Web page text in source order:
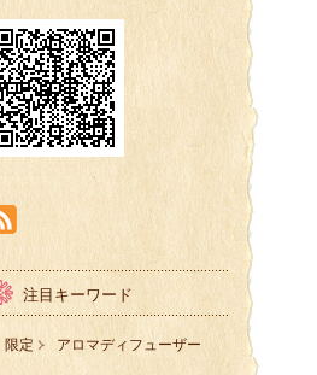
注目キーワード
限定 アロマディフューザー